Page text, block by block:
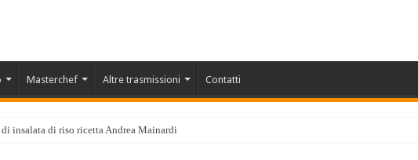
Masterchef Altre trasmissioni Contatti
insalata di riso ricetta Andrea Mainardi